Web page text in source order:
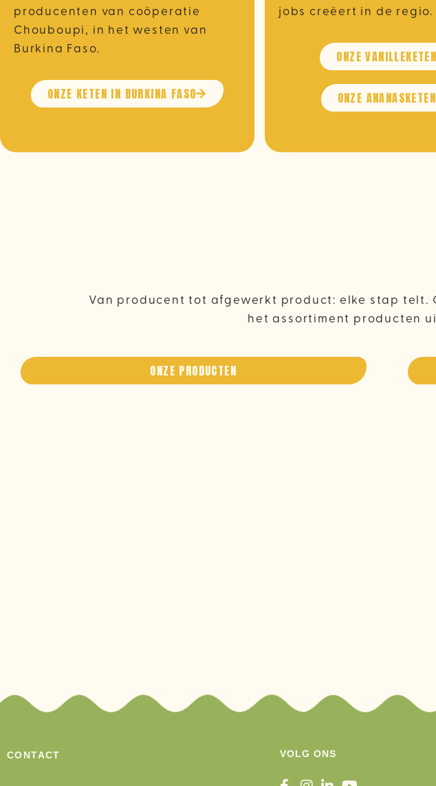
producenten van coöperatie
Chouboupi, in het westen van
Burkina Faso.
ONZE KETEN IN BURKINA FASO
jobs creëert in de regio.
ONZE
ONZE ANANASKETEN
Van producent tot afgewerkt product: elke stap telt.
het assortiment producten
ONZE PRODUCTEN
CONTACT VOLG ONS